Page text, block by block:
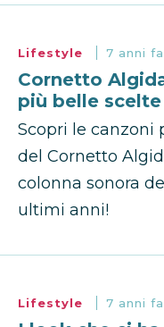
Lifestyle 7 anni fa
Cornetto
più belle
Scopri le canzoni
del Cornetto
colonna sonora
ultimi anni!
Lifestyle 7 anni fa